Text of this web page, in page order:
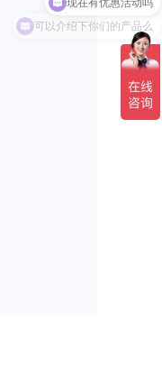
可以介绍下你们的产品么